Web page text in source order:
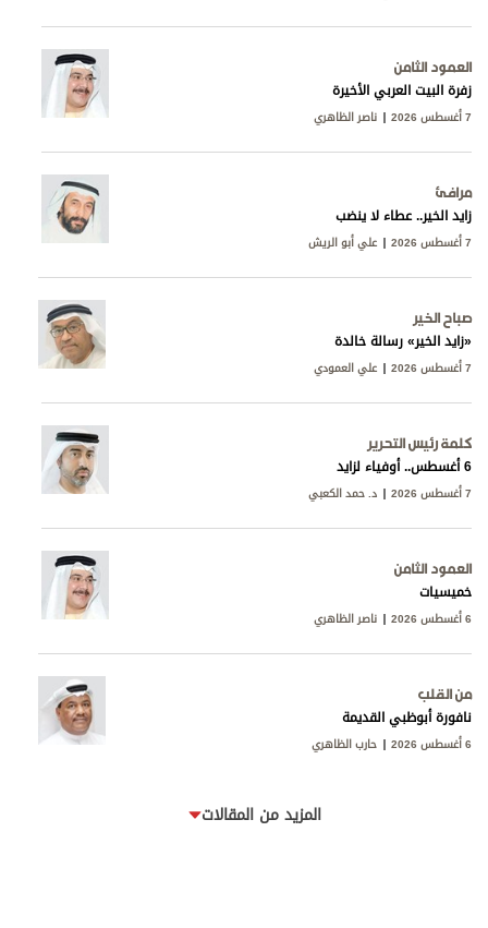
العمود الثامن
زفرة البيت العربي الأخيرة
7 أغسطس 2026 ناصر الظاهري
مرافئ
زايد الخير.. عطاء لا ينضب
7 أغسطس 2026 علي أبو الريش
صباح الخير
«زايد الخير» رسالة خالدة
7 أغسطس 2026 علي العمودي
كلمة رئيس التحرير
6 أغسطس.. أوفياء لزايد
7 أغسطس 2026 د. حمد الكعبي
العمود الثامن
خميسيات
6 أغسطس 2026 ناصر الظاهري
من القلب
نافورة أبوظبي القديمة
6 أغسطس 2026 حارب الظاهري
المزيد من المقالات